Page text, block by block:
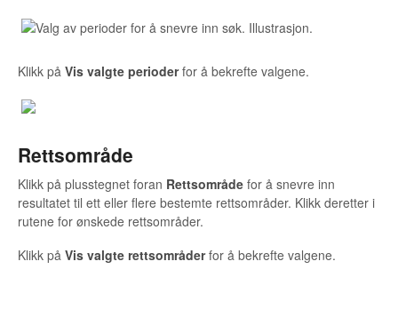
Klikk på Vis valgte perioderfor å bekrefte valgene.
Rettsområde
Klikk på plusstegnet foran Rettsområde for å snevre inn
resultatet til ett eller flere bestemte rettsområder. Klikk deretter i
rutene for ønskede rettsområder.
Klikk på Vis valgte rettsområderfor å bekrefte valgene.